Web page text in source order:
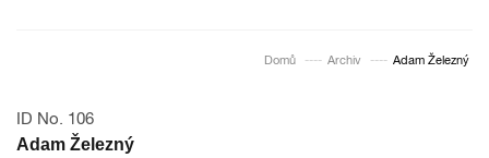
Domů Archiv Adam Železný
ID No. 106
Adam Železný